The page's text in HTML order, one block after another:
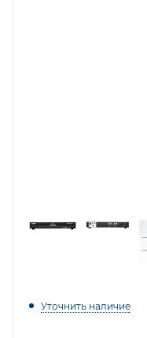
Уточнить наличие